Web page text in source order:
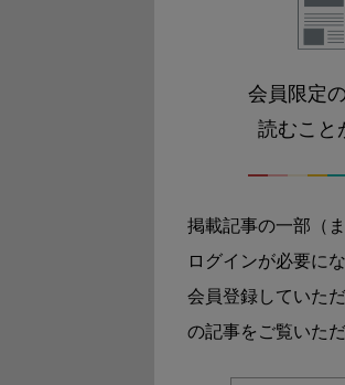
会員限定
読むこと
掲載記事の一部（
ログインが必要に
会員登録していた
の記事をご覧いただ